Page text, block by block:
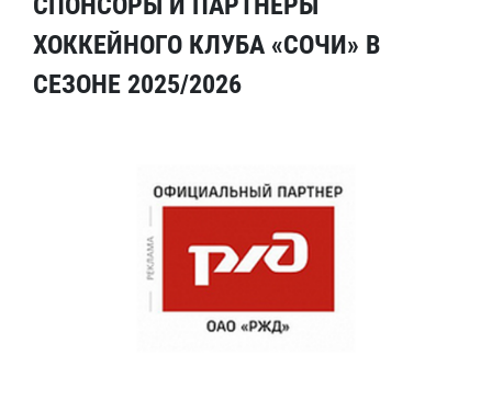
ХОККЕЙНОГО КЛУБА «СОЧИ» В
СЕЗОНЕ 2025/2026